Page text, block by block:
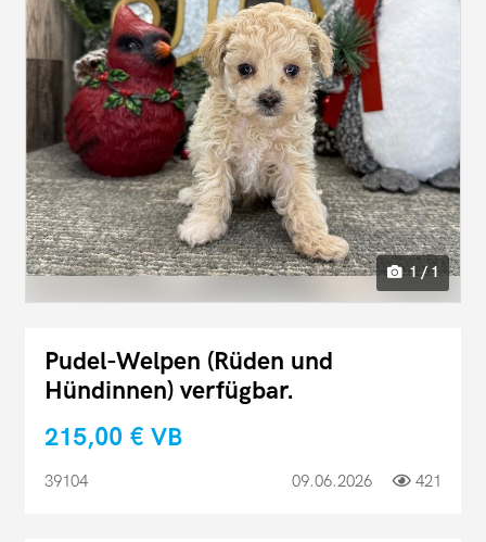
1 / 1
Pudel-Welpen (Rüden und
Hündinnen) verfügbar.
215,00 € VB
39104 09.06.2026 421